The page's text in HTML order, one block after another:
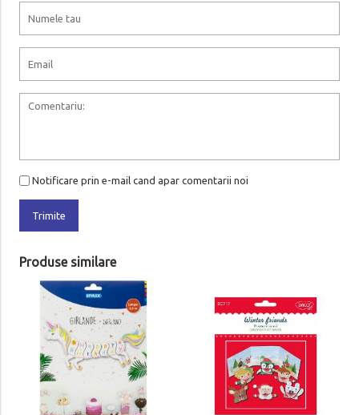
Notificare prin e-mail cand apar comentarii noi
Trimite
Produse similare